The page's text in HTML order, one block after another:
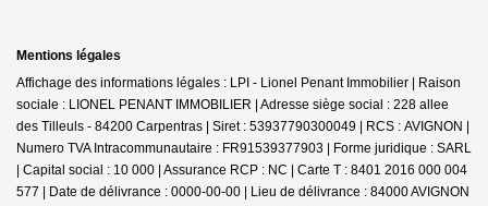
Mentions légales
Affichage des informations légales : LPI - Lionel Penant Immobilier | Raison
sociale : LIONEL PENANT IMMOBILIER | Adresse siège social : 228 allee
des Tilleuls - 84200 Carpentras | Siret : 53937790300049 | RCS : AVIGNON |
Numero TVA Intracommunautaire : FR91539377903 | Forme juridique : SARL
| Capital social : 10 000 | Assurance RCP : NC | Carte T : 8401 2016 000 004
577 | Date de délivrance : 0000-00-00 | Lieu de délivrance : 84000 AVIGNON